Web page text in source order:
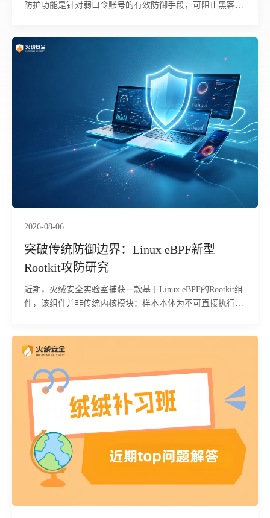
防护功能是针对弱口令账号的有效防御手段，可阻止黑客通
2026-08-06
突破传统防御边界：Linux eBPF新型
Rootkit攻防研究
近期，火绒安全实验室捕获一款基于Linux eBPF的Rootkit组
件，该组件并非传统内核模块：样本本体为不可直接执行的
BPF map，13个tracepoint程序附着到系统调用与调度事件。
该过程不触碰内核文本段，不修改系统调用表，无LKM加载
痕迹，基于模块签名与内核完整性校验的防线对此类组件天
然失效。 该组件隐蔽能力来自“策略与逻辑分离”架构，隐藏
目标未硬编码，存放在hidden_pids、hidden_names、
hidden_inodes三个map内，攻击者可随时改写生效，无需重
新编译加载。代码覆盖三个观测维度：枚举/proc时抹除指定
进程；调试器attach隐藏进程时实施反制；读取/proc/net/tcp
或查询netlink时抹除指定连接，覆盖管理员常用的三条自查
路径。 由于该组件具备极强的内核隐身能力，传统杀毒、主
机巡检工具很难发现被隐匿的进程、网络连接与文件，攻击